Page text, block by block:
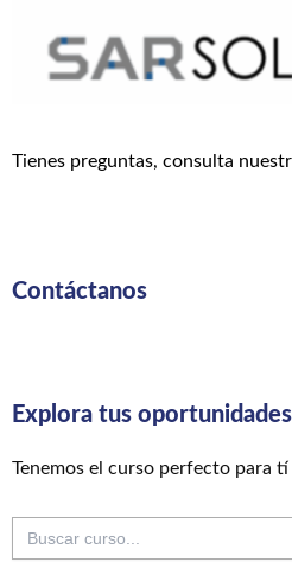
Tienes preguntas, consulta
Contáctanos
Explora tus
Tenemos el curso perfecto para tí
Buscar: